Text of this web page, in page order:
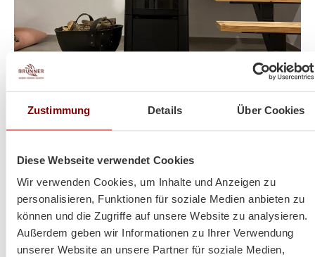
Zustimmung Details Über Cookies
Diese Webseite verwendet Cookies
Wir verwenden Cookies, um Inhalte und Anzeigen zu
personalisieren, Funktionen für soziale Medien anbieten zu
können und die Zugriffe auf unsere Website zu analysieren.
Außerdem geben wir Informationen zu Ihrer Verwendung
unserer Website an unsere Partner für soziale Medien,
Heizt super und sieht auch
noch toll dabei aus!
Hallo Herr Brunner
ich hoffe es geht Ihnen gut!
Der Ofen steht und es wurde schon ein paar Abende
so kalt das wir ihn angefeuert haben!